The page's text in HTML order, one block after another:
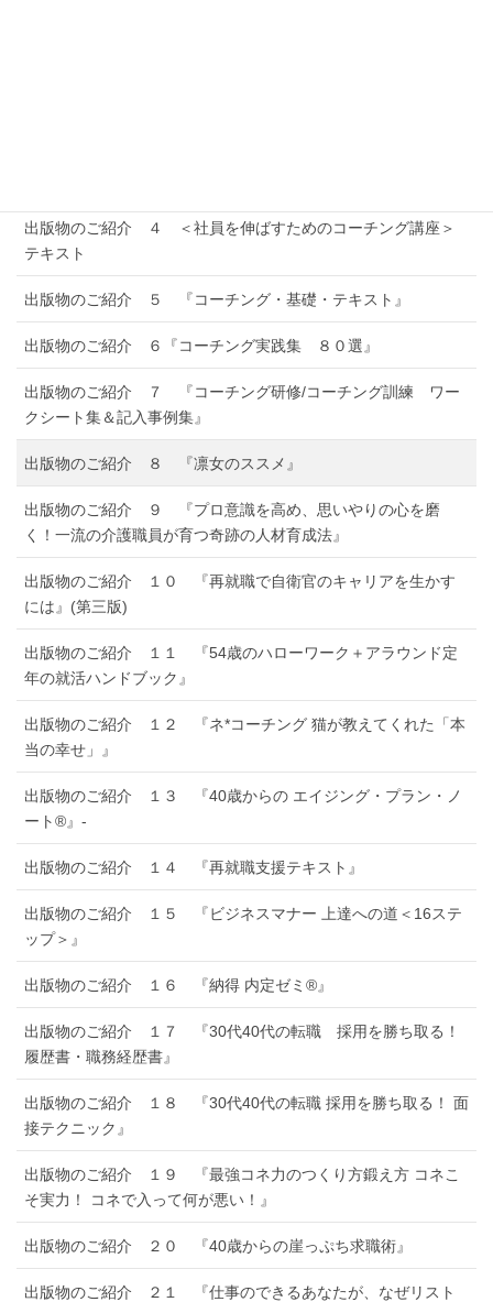
出版物のご紹介 ４ ＜社員を伸ばすためのコーチング講座＞
テキスト
出版物のご紹介 ５ 『コーチング・基礎・テキスト』
出版物のご紹介 ６『コーチング実践集 ８０選』
出版物のご紹介 ７ 『コーチング研修/コーチング訓練 ワー
クシート集＆記入事例集』
出版物のご紹介 ８ 『凛女のススメ』
出版物のご紹介 ９ 『プロ意識を高め、思いやりの心を磨
く！一流の介護職員が育つ奇跡の人材育成法』
出版物のご紹介 １０ 『再就職で自衛官のキャリアを生かす
には』(第三版)
出版物のご紹介 １１ 『54歳のハローワーク＋アラウンド定
年の就活ハンドブック』
出版物のご紹介 １２ 『ネ*コーチング 猫が教えてくれた「本
当の幸せ」』
出版物のご紹介 １３ 『40歳からの エイジング・プラン・ノ
ート®』-
出版物のご紹介 １４ 『再就職支援テキスト』
出版物のご紹介 １５ 『ビジネスマナー 上達への道＜16ステ
ップ＞』
出版物のご紹介 １６ 『納得 内定ゼミ®』
出版物のご紹介 １７ 『30代40代の転職 採用を勝ち取る！
履歴書・職務経歴書』
出版物のご紹介 １８ 『30代40代の転職 採用を勝ち取る！ 面
接テクニック』
出版物のご紹介 １９ 『最強コネ力のつくり方鍛え方 コネこ
そ実力！ コネで入って何が悪い！』
出版物のご紹介 ２０ 『40歳からの崖っぷち求職術』
出版物のご紹介 ２１ 『仕事のできるあなたが、なぜリスト